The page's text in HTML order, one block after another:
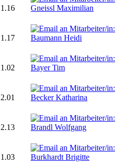
1.16
1.17
1.02
2.01
2.13
1.03